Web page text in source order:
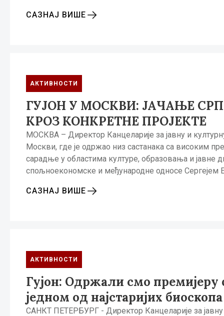
САЗНАЈ ВИШЕ
АКТИВНОСТИ
ГУЈОН У МОСКВИ: ЈАЧАЊЕ
КРОЗ КОНКРЕТНЕ ПРОЈЕКТЕ
МОСКВА – Директор Канцеларије за јавну и
Москви, где је одржао низ састанака са високим
сарадње у областима културе, образовања и јавне
спољноекономске и међународне односе Сергејем
САЗНАЈ ВИШЕ
АКТИВНОСТИ
Гујон: Одржали смо
једном од најстаријих
САНКТ ПЕТЕРБУРГ - Директор Канцеларије за јавну